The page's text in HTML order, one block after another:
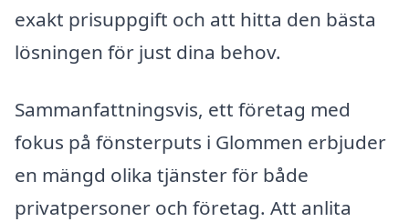
exakt prisuppgift och att hitta den bästa
lösningen för just dina behov.
Sammanfattningsvis, ett företag med
fokus på fönsterputs i Glommen erbjuder
en mängd olika tjänster för både
privatpersoner och företag. Att anlita